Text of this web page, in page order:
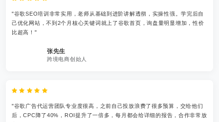
"谷歌SEO培训非常实用，老师从基础到进阶讲解透彻，实操性强。学完后自
己优化网站，不到2个月核心关键词就上了谷歌首页，询盘量明显增加，性价
比超高！"
张先生
跨境电商创始人
"谷歌广告代运营团队专业度很高，之前自己投放浪费了很多预算，交给他们
后，CPC降了40%，ROI提升了一倍多，每月都会给详细的报告，合作非常放